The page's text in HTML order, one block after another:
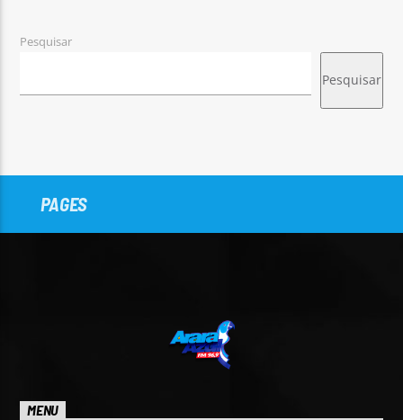
Pesquisar
Pesquisar
PAGES
MENU